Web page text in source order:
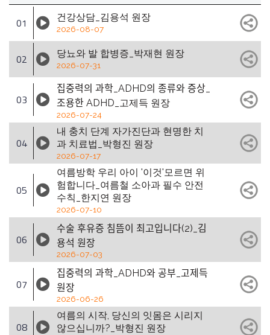
01 건강상담_김용석 원장
2026-08-07
02 당뇨와 발 합병증_박재현 원장
2026-07-31
03
집중력의 과학_ADHD의 종류와 증상_
조용한 ADHD_고제득 원장
2026-07-24
04
내 충치 단계 자가진단과 현명한 치
과 치료법_박형진 원장
2026-07-17
05
여름방학 우리 아이 '이것'모르면 위
험합니다_여름철 소아과 필수 안전
수칙_한지연 원장
2026-07-10
06
수술 후유증 침뜸이 최고입니다(2)_김
용석 원장
2026-07-03
07
집중력의 과학_ADHD와 공부_고제득
원장
2026-06-26
08
여름의 시작, 당신의 잇몸은 시리지
않으십니까?_박형진 원장